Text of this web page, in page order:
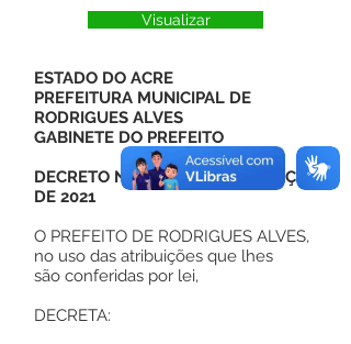
Visualizar
ESTADO DO ACRE
PREFEITURA MUNICIPAL DE
RODRIGUES ALVES
GABINETE DO PREFEITO
DECRETO Nº 030, DE 01 DE MARÇO
DE 2021
O PREFEITO DE RODRIGUES ALVES,
no uso das atribuições que lhes
são conferidas por lei,
DECRETA: